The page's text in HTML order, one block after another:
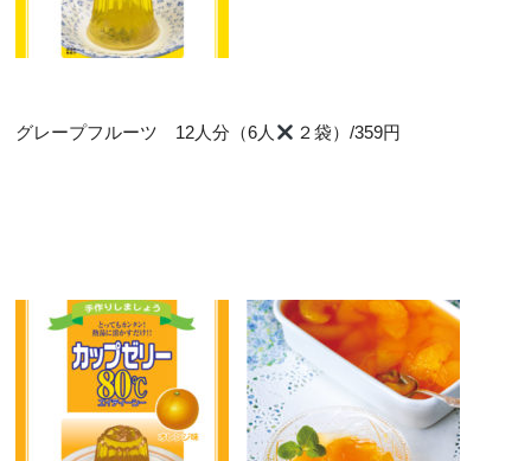
グレープフルーツ 12人分（6人 ２袋）/359円